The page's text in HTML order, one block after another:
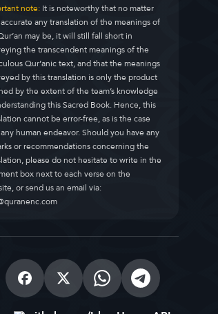
note:It is noteworthy that no matter
any translation of the meanings of
may be, it will still fall short in
the transcendent meanings of the
Qur’anic text, and that the meanings
by this translation is only the product
by the extent of the team’s knowledge
this Sacred Book. Hence, this
cannot be error-free, as is the case
human endeavor. Should you have any
or recommendations concerning the
please do not hesitate to write in the
box next to each verse on the
or send us an email via: